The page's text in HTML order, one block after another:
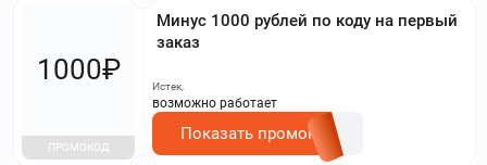
Минус 1000 рублей по коду на первый
заказ
1000₽
ПРОМОКОД
Истек,
возможно работает
Показать промокод